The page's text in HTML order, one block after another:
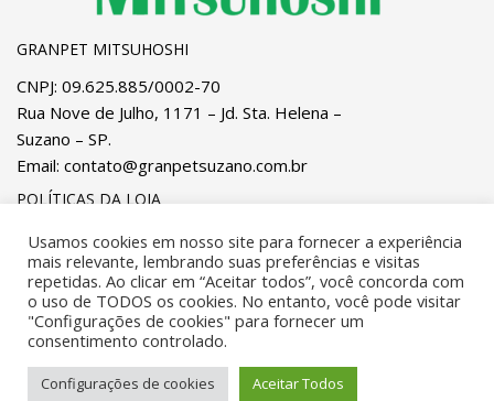
GRANPET MITSUHOSHI
CNPJ: 09.625.885/0002-70
Rua Nove de Julho, 1171 – Jd. Sta. Helena –
Suzano – SP.
Email: contato@granpetsuzano.com.br
POLÍTICAS DA LOJA
PrivacidadeeCookies
Pagamentos
Trocas, Devoluções e Reembolsos
Entregas
Desenvolvido porOSA IT Solutions. Todos os direitos
reservados.
Usamos cookies em nosso site para fornecer a experiência
mais relevante, lembrando suas preferências e visitas
repetidas. Ao clicar em “Aceitar todos”, você concorda com
o uso de TODOS os cookies. No entanto, você pode visitar
"Configurações de cookies" para fornecer um
consentimento controlado.
Configurações de cookies Aceitar Todos